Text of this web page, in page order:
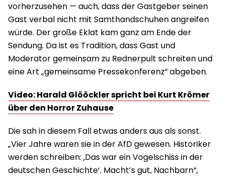
vorherzusehen — auch, dass der Gastgeber seinen
Gast verbal nicht mit Samthandschuhen angreifen
würde. Der große Eklat kam ganz am Ende der
Sendung. Da ist es Tradition, dass Gast und
Moderator gemeinsam zu Rednerpult schreiten und
eine Art „gemeinsame Pressekonferenz“ abgeben.
Video: Harald Glööckler spricht bei Kurt Krömer
über den Horror Zuhause
Die sah in diesem Fall etwas anders aus als sonst.
„Vier Jahre waren sie in der AfD gewesen. Historiker
werden schreiben: ‚Das war ein Vogelschiss in der
deutschen Geschichte‘. Macht’s gut, Nachbarn“,